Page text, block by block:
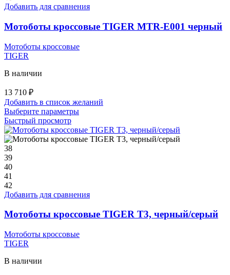
странице
Добавить для сравнения
Мотоботы кроссовые TIGER MTR-E001 черный
Мотоботы кроссовые
TIGER
В наличии
13 710 ₽
Добавить в список желаний
Выберите параметрыЭтот
имеет
несколько
странице
Быстрый просмотр
38
39
40
41
42
Добавить для сравнения
Мотоботы кроссовые TIGER T3, черный/серый
Мотоботы кроссовые
TIGER
В наличии